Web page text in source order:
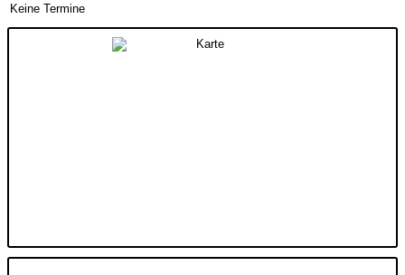
Keine Termine